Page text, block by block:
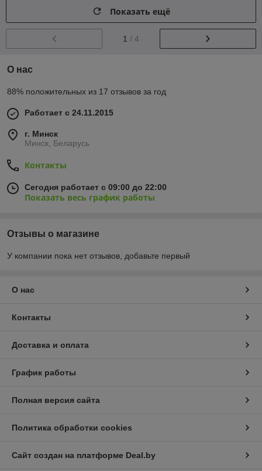
Показать ещё
1 / 4
О нас
88% положительных из 17 отзывов за год
Работает с 24.11.2015
г. Минск
Минск, Беларусь
Контакты
Сегодня работает с 09:00 до 22:00
Показать весь график работы
Отзывы о магазине
У компании пока нет отзывов, добавьте первый
О нас
Контакты
Доставка и оплата
График работы
Полная версия сайта
Политика обработки cookies
Сайт создан на платформе Deal.by